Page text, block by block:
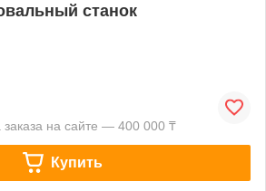
станок
на сайте — 400 000 ₸
Купить